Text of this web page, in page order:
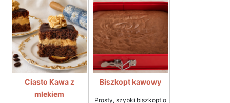
Ciasto Kawa z
mlekiem
Biszkopt kawowy
Prosty, szybki biszkopt o